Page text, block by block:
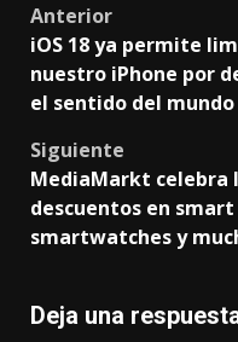
Post
navigation
Anterior
iOS 18 ya permite
nuestro iPhone por
el sentido del mundo
Siguiente
MediaMarkt celebra
descuentos en
smartwatches y
Deja una